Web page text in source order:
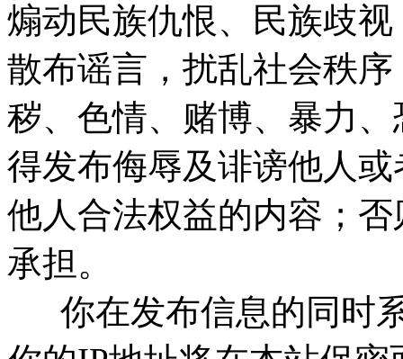
煽动民族仇恨、民族歧
散布谣言，扰乱社会秩
秽、色情、赌博、暴力
得发布侮辱及诽谤他人
他人合法权益的内容；
承担。
你在发布信息的同时